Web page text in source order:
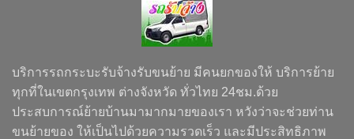
บริการรถกระบะรับจ้างรับขนย้าย มีคนยกของให้ บริการย้าย
ทุกที่ในเขตกรุงเทพ ต่างจังหวัด ทั่วไทย 24ชม.ด้วย
ประสบการณ์ย้ายบ้านมามากมายของเรา หวังว่าจะช่วยท่าน
ขนย้ายของ ให้เป็นไปด้วยความรวดเร็ว และมีประสิทธิภาพ